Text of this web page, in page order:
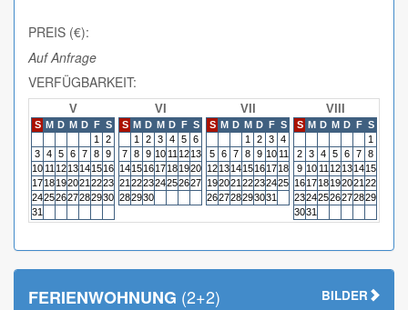
PREIS (€):
Auf Anfrage
VERFÜGBARKEIT:
V
S M D M D F S
1
2
3 4 5 6 7 8 9
10 11 1213141516
1718192021 2223
24252627282930
31
VI
S M D M D F S
1
2 3 4 5 6
7 8 9 10 11 1213
14151617181920
21 222324252627
282930
VII
S M D M D F S
1
2 3 4
5 6 7 8 9 10 11
12131415161718
192021 22232425
262728293031
VIII
S M D M D F S
1
2 3 4 5 6 7 8
9 10 11 12131415
161718192021 22
23242526272829
3031
FERIENWOHNUNG (2+2) BILDER